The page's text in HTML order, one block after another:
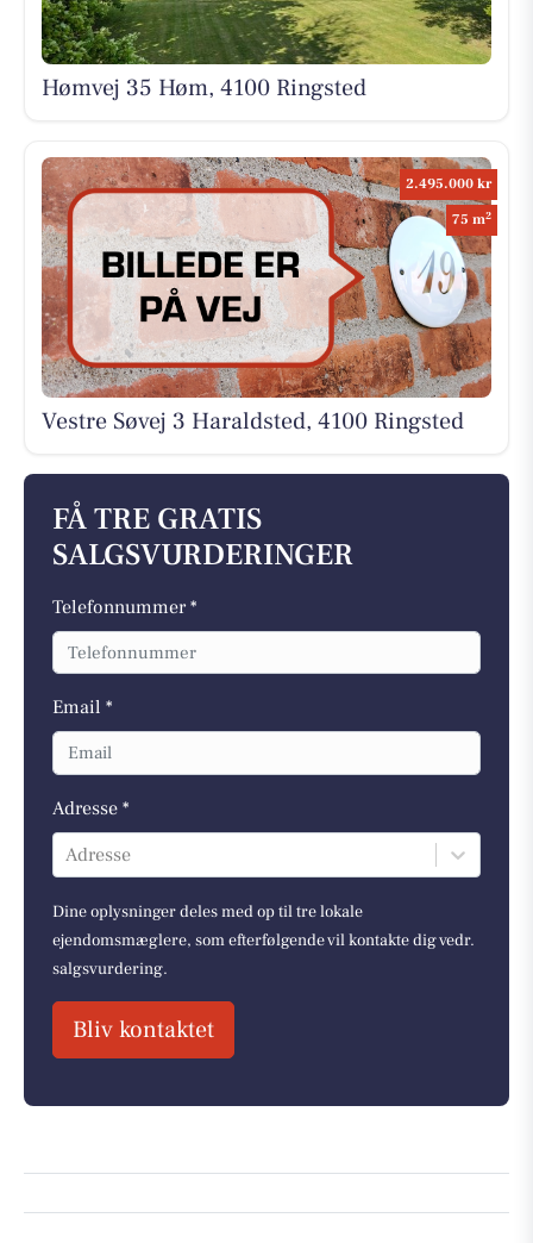
Hømvej 35 Høm, 4100 Ringsted
2.495.000 kr
75 m2
Vestre Søvej 3 Haraldsted, 4100 Ringsted
FÅ TRE GRATIS
SALGSVURDERINGER
Telefonnummer *
Email *
Adresse *
Adresse
Dine oplysninger deles med op til tre lokale
ejendomsmæglere, som efterfølgende vil kontakte dig vedr.
salgsvurdering.
Bliv kontaktet